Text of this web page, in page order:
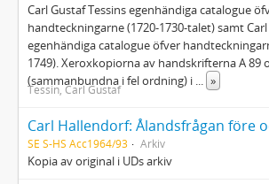
Carl Gustaf Tessins egenhändiga catalogue
handteckningarne (1720-1730-talet) samt
egenhändiga catalogue öfver
1749). Xeroxkopiorna av handskrifterna A 89
(sammanbundna i fel ordning) i ... »
Tessin, Carl Gustaf
SE S-HS Acc1964/93 Arkiv
Kopia av original i UDs arkiv